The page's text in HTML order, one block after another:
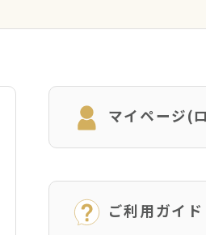
マイページ(
ご利用ガイド